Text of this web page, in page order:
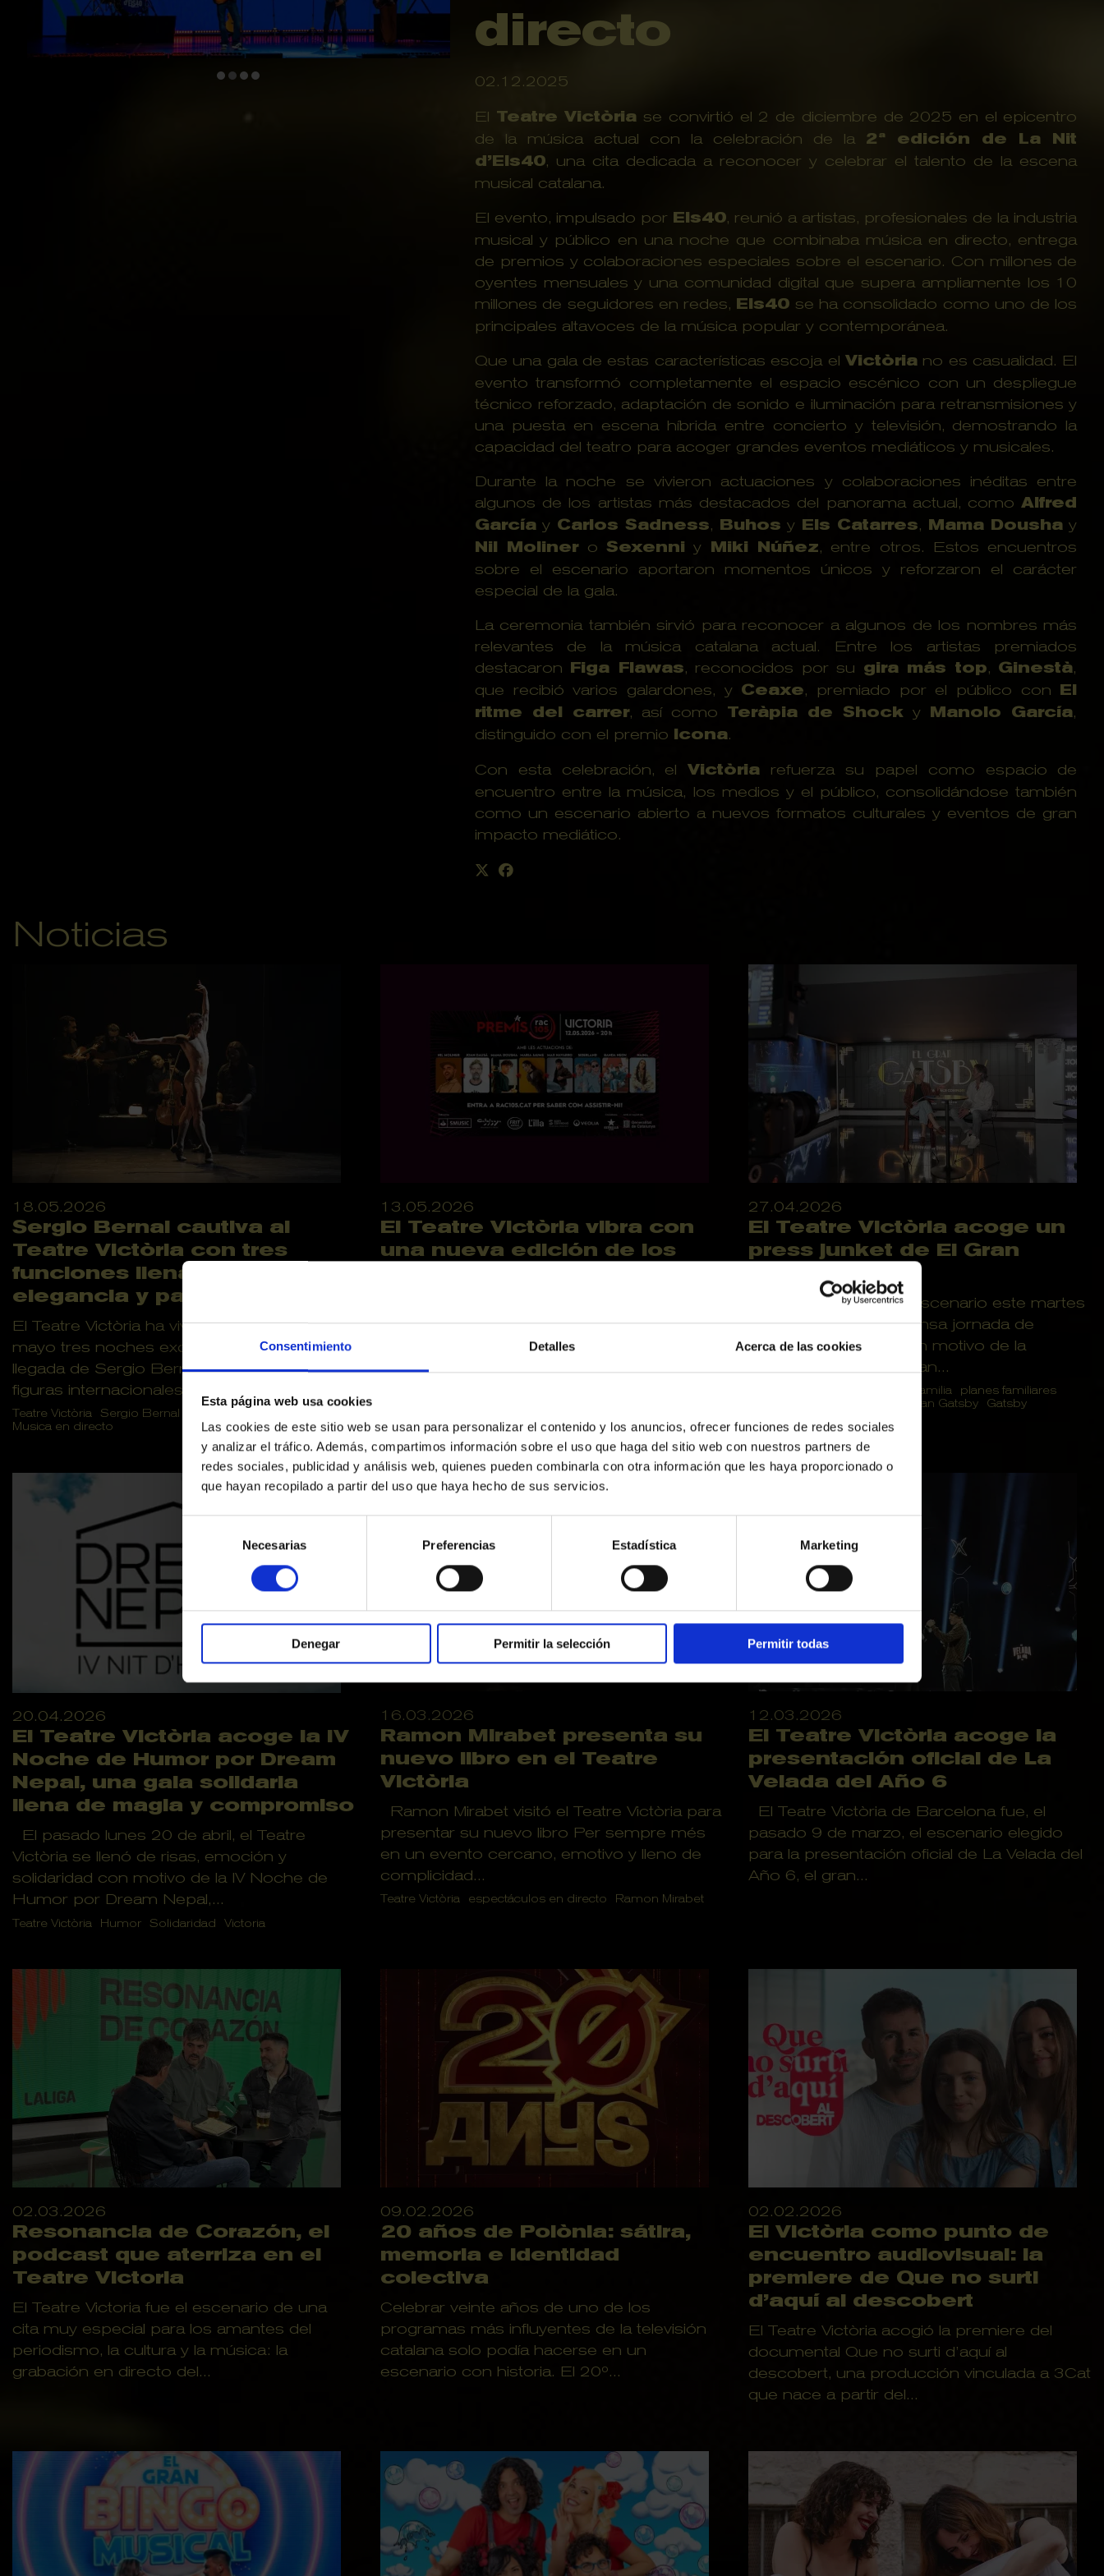
Consentimiento Detalles Acerca de las cookies
Esta página web usa cookies
Las cookies de este sitio web se usan para personalizar el contenido y los anuncios, ofrecer funciones de redes sociales
y analizar el tráfico. Además, compartimos información sobre el uso que haga del sitio web con nuestros partners de
redes sociales, publicidad y análisis web, quienes pueden combinarla con otra información que les haya proporcionado o
que hayan recopilado a partir del uso que haya hecho de sus servicios.
de
consentimiento
Necesarias Preferencias Estadística Marketing
Denegar Permitir la selección Permitir todas
directo
02.12.2025
El Teatre Victòria se convirtió el 2 de diciembre de 2025 en el epicentro
de la música actual con la celebración de la 2ª edición de La Nit
d’Els40, una cita dedicada a reconocer y celebrar el talento de la escena
musical catalana.
El evento, impulsado por Els40, reunió a artistas, profesionales de la industria
musical y público en una noche que combinaba música en directo, entrega
de premios y colaboraciones especiales sobre el escenario. Con millones de
oyentes mensuales y una comunidad digital que supera ampliamente los 10
millones de seguidores en redes, Els40 se ha consolidado como uno de los
principales altavoces de la música popular y contemporánea.
Que una gala de estas características escoja el Victòriano es casualidad. El
evento transformó completamente el espacio escénico con un despliegue
técnico reforzado, adaptación de sonido e iluminación para retransmisiones y
una puesta en escena híbrida entre concierto y televisión, demostrando la
capacidad del teatro para acoger grandes eventos mediáticos y musicales.
Durante la noche se vivieron actuaciones y colaboraciones inéditas entre
algunos de los artistas más destacados del panorama actual, comoAlfred
Garcíay Carlos Sadness, Buhos y Els Catarres, Mama Dousha y
Nil Molinero Sexenni y Miki Núñez, entre otros. Estos encuentros
sobre el escenario aportaron momentos únicos y reforzaron el carácter
especial de la gala.
La ceremonia también sirvió para reconocer a algunos de los nombres más
relevantes de la música catalana actual. Entre los artistas premiados
destacaron
Figa Flawas, reconocidos por su gira más top, Ginestà,
que recibió varios galardones, y Ceaxe, premiado por el público con
El
ritme del carrer, así como Teràpia de Shock y Manolo García,
distinguido con el premio
Icona.
Con esta celebración, elVictòria refuerza su papel como espacio de
encuentro entre la música, los medios y el público, consolidándose también
como un escenario abierto a nuevos formatos culturales y eventos de gran
impacto mediático.
Noticias
18.05.2026
Sergio Bernal cautiva al
Teatre Victòria con tres
funciones llenas de
elegancia y pasión
El Teatre Victòria ha vivido este mes de
mayo tres noches excepcionales con la
llegada de Sergio Bernal, una de las grandes
figuras internacionales...
Teatre Victòria Sergio Bernal
Musica en directo
13.05.2026
El Teatre Victòria vibra con
una nueva edición de los
mayo, una de las grandes citas musicales
del año con la celebración de la sexta
edición de los Premios...
27.04.2026
El Teatre Victòria acoge un
press junket de El Gran
El Teatre Victòria fue escenario este martes
28 de abril de una intensa jornada de
actividad mediática con motivo de la
presentación de El Gran...
planes en familia
planes familiares
El Gran Gatsby Gatsby
20.04.2026
El Teatre Victòria acoge la IV
Noche de Humor por Dream
Nepal, una gala solidaria
llena de magia y compromiso
El pasado lunes 20 de abril, el Teatre
Victòria se llenó de risas, emoción y
solidaridad con motivo de la IV Noche de
Humor por Dream Nepal,...
Teatre Victòria Humor Solidaridad Victoria
16.03.2026
Ramon Mirabet presenta su
nuevo libro en el Teatre
Victòria
Ramon Mirabet visitó el Teatre Victòria para
presentar su nuevo libro Per sempre més
en un evento cercano, emotivo y lleno de
complicidad...
Teatre Victòria espectáculos en directo Ramon Mirabet
12.03.2026
El Teatre Victòria acoge la
presentación oficial de La
Velada del Año 6
El Teatre Victòria de Barcelona fue, el
pasado 9 de marzo, el escenario elegido
para la presentación oficial de La Velada del
Año 6, el gran...
02.03.2026
Resonancia de Corazón, el
podcast que aterriza en el
Teatre Victoria
El Teatre Victoria fue el escenario de una
cita muy especial para los amantes del
periodismo, la cultura y la música: la
grabación en directo del...
09.02.2026
20 años de Polònia: sátira,
memoria e identidad
colectiva
Celebrar veinte años de uno de los
programas más influyentes de la televisión
catalana solo podía hacerse en un
escenario con historia. El 20º...
02.02.2026
El Victòria como punto de
encuentro audiovisual: la
premiere de Que no surti
d’aquí al descobert
El Teatre Victòria acogió la premiere del
documental Que no surti d’aquí al
descobert, una producción vinculada a 3Cat
que nace a partir del...